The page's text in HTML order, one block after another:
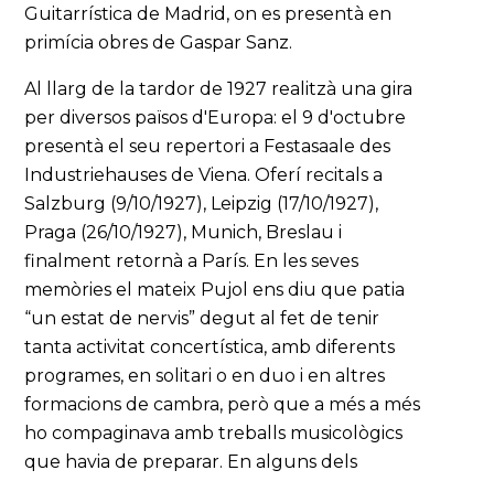
Guitarrística de Madrid, on es presentà en
primícia obres de Gaspar Sanz.
Al llarg de la tardor de 1927 realitzà una gira
per diversos països d'Europa: el 9 d'octubre
presentà el seu repertori a Festasaale des
Industriehauses de Viena. Oferí recitals a
Salzburg (9/10/1927), Leipzig (17/10/1927),
Praga (26/10/1927), Munich, Breslau i
finalment retornà a París. En les seves
memòries el mateix Pujol ens diu que patia
“un estat de nervis” degut al fet de tenir
tanta activitat concertística, amb diferents
programes, en solitari o en duo i en altres
formacions de cambra, però que a més a més
ho compaginava amb treballs musicològics
que havia de preparar. En alguns dels